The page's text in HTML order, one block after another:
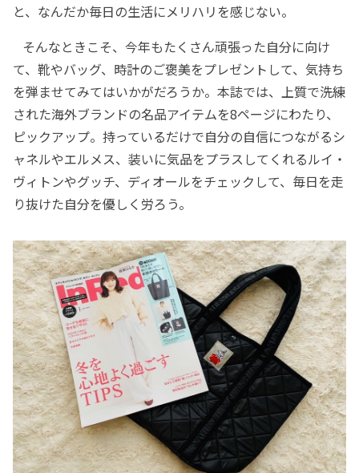
と、なんだか毎日の生活にメリハリを感じない。
そんなときこそ、今年もたくさん頑張った自分に向け
て、靴やバッグ、時計のご褒美をプレゼントして、気持ち
を弾ませてみてはいかがだろうか。本誌では、上質で洗練
された海外ブランドの名品アイテムを8ページにわたり、
ピックアップ。持っているだけで自分の自信につながるシ
ャネルやエルメス、装いに気品をプラスしてくれるルイ・
ヴィトンやグッチ、ディオールをチェックして、毎日を走
り抜けた自分を優しく労ろう。